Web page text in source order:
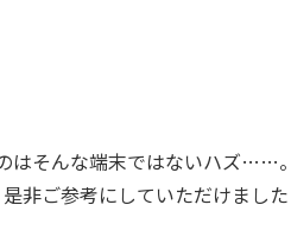
はそんな端末ではないハズ……
非ご参考にしていただけまし